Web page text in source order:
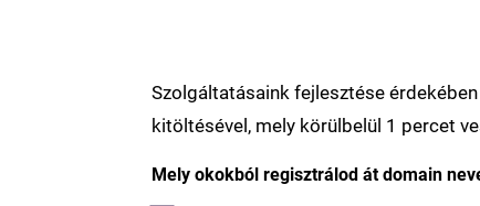
Szolgáltatásaink fejlesztése
kitöltésével, mely körülbelül 1 percet
Mely okokból regisztrálod át domain